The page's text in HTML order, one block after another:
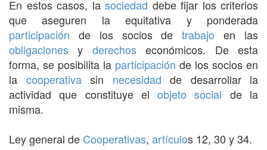
En estos casos, la sociedad debe fijar los criterios
que aseguren la equitativa y ponderada
participación de los socios detrabajo en las
obligaciones y derechoseconómicos. De esta
forma, se posibilita la participación de los socios en
la cooperativasin necesidad de desarrollar la
actividad que constituye elobjeto social de la
misma.
Ley general de Cooperativas, artículos 12, 30 y 34.